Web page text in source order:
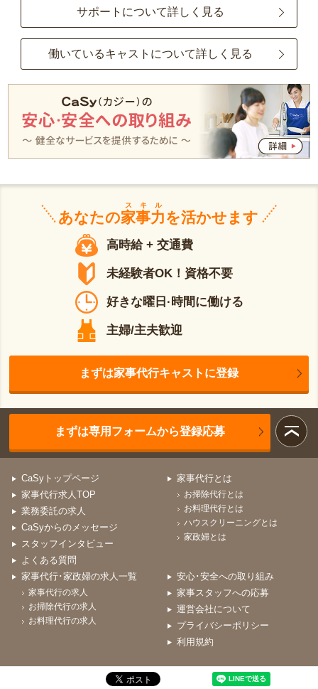
サポートについて詳しく見る
働いているキャストについて詳しく見る
あなたの家事力
スキル
を活かせます
高時給 + 交通費
未経験者OK！資格不要
好きな曜日·時間に働ける
主婦/主夫歓迎
まずは家事代行キャストに登録
まずは専用フォームから登録応募
CaSyトップページ
家事代行求人TOP
業務委託の求人
CaSyからのメッセージ
スタッフインタビュー
よくある質問
家事代行とは
お掃除代行とは
お料理代行とは
ハウスクリーニングとは
家政婦とは
家事代行･家政婦の求人一覧
家事代行の求人
お掃除代行の求人
お料理代行の求人
安心･安全への取り組み
家事スタッフへの応募
運営会社について
プライバシーポリシー
利用規約